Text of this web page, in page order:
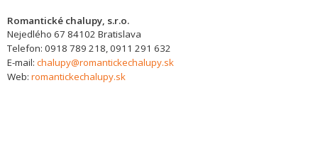
Romantické chalupy, s.r.o.
Nejedlého 67 84102 Bratislava
Telefon: 0918 789 218, 0911 291 632
E-mail: chalupy@romantickechalupy.sk
Web: romantickechalupy.sk